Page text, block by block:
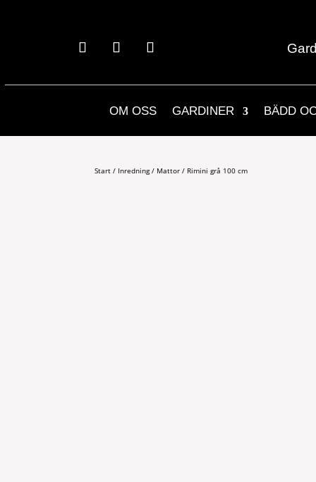
OM OSS GARDINER BÄDD
Start / Inredning/ Mattor / Rimini grå 100 cm